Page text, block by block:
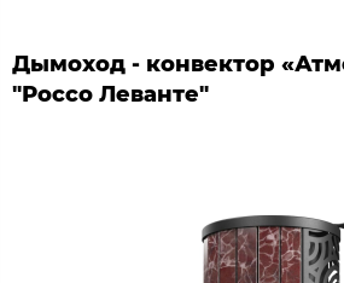
Дымоход - конвектор
"Россо Леванте"